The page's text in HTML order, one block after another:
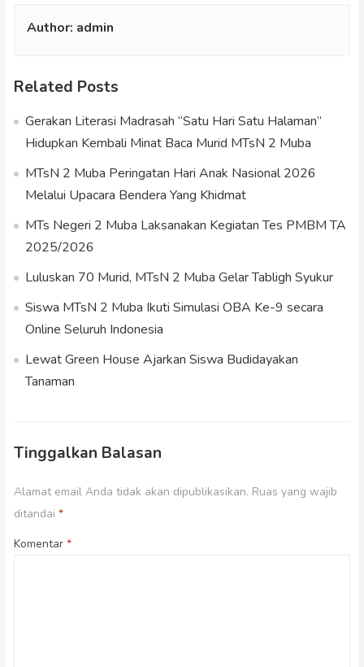
Author: admin
Related Posts
Gerakan Literasi Madrasah “Satu Hari Satu Halaman”
Hidupkan Kembali Minat Baca Murid MTsN 2 Muba
MTsN 2 Muba Peringatan Hari Anak Nasional 2026
Melalui Upacara Bendera Yang Khidmat
MTs Negeri 2 Muba Laksanakan Kegiatan Tes PMBM TA
2025/2026
Luluskan 70 Murid, MTsN 2 Muba Gelar Tabligh Syukur
Siswa MTsN 2 Muba Ikuti Simulasi OBA Ke-9 secara
Online Seluruh Indonesia
Lewat Green House Ajarkan Siswa Budidayakan
Tanaman
Tinggalkan Balasan
Alamat email Anda tidak akan dipublikasikan. Ruas yang wajib
ditandai *
Komentar *